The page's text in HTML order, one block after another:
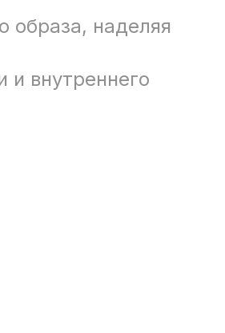
образа, наделяя
внутреннего